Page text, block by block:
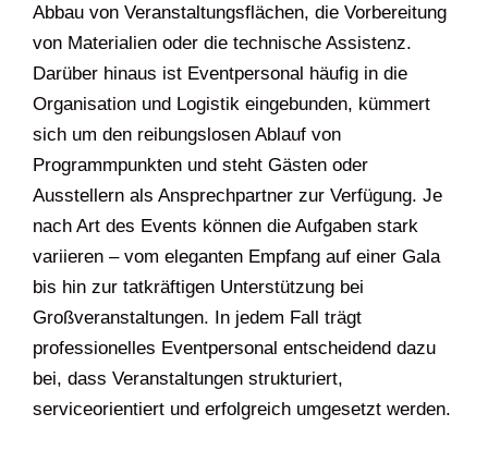
Abbau von Veranstaltungsflächen, die Vorbereitung
von Materialien oder die technische Assistenz.
Darüber hinaus ist Eventpersonal häufig in die
Organisation und Logistik eingebunden, kümmert
sich um den reibungslosen Ablauf von
Programmpunkten und steht Gästen oder
Ausstellern als Ansprechpartner zur Verfügung. Je
nach Art des Events können die Aufgaben stark
variieren – vom eleganten Empfang auf einer Gala
bis hin zur tatkräftigen Unterstützung bei
Großveranstaltungen. In jedem Fall trägt
professionelles Eventpersonal entscheidend dazu
bei, dass Veranstaltungen strukturiert,
serviceorientiert und erfolgreich umgesetzt werden.